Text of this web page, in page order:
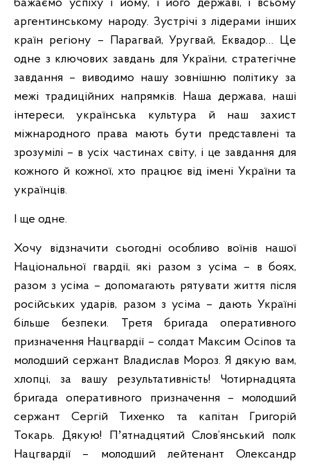
бажаємо успіху і йому, і його державі, і всьому
аргентинському народу. Зустрічі з лідерами інших
країн регіону – Парагвай, Уругвай, Еквадор… Це
одне з ключових завдань для України, стратегічне
завдання – виводимо нашу зовнішню політику за
межі традиційних напрямків. Наша держава, наші
інтереси, українська культура й наш захист
міжнародного права мають бути представлені та
зрозумілі – в усіх частинах світу, і це завдання для
кожного й кожної, хто працює від імені України та
українців.
І ще одне.
Хочу відзначити сьогодні особливо воїнів нашої
Національної гвардії, які разом з усіма – в боях,
разом з усіма – допомагають рятувати життя після
російських ударів, разом з усіма – дають Україні
більше безпеки. Третя бригада оперативного
призначення Нацгвардії – солдат Максим Осіпов та
молодший сержант Владислав Мороз. Я дякую вам,
хлопці, за вашу результативність! Чотирнадцята
бригада оперативного призначення – молодший
сержант Сергій Тихенко та капітан Григорій
Токарь. Дякую! Пʼятнадцятий Слов’янський полк
Нацгвардії – молодший лейтенант Олександр